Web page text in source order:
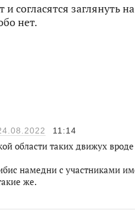
и согласятся заглянуть
нет.
11:14
области таких движух
намедни с участниками
же.